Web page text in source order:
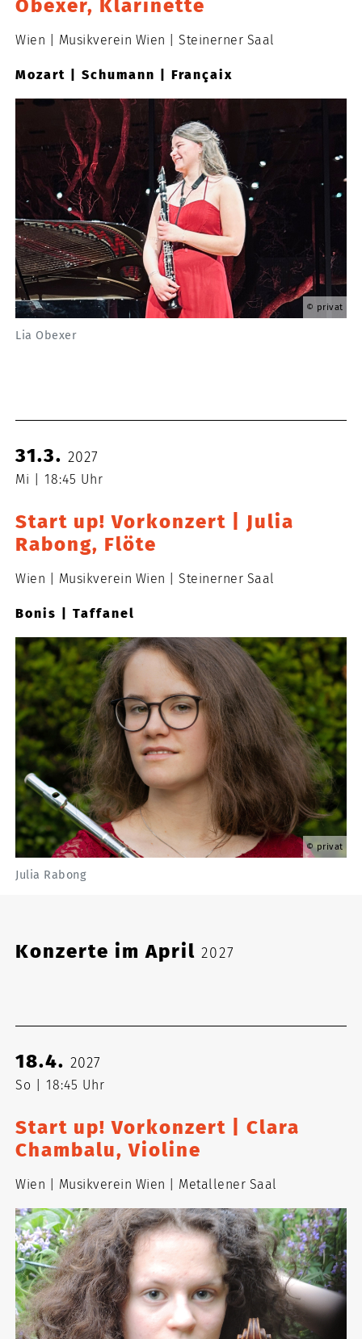
Obexer, Klarinette
Wien Musikverein Wien Steinerner Saal
Mozart | Schumann | Françaix
privat
Lia Obexer
31.3.2027
Mi 18:45 Uhr
Start up! Vorkonzert | Julia
Rabong, Flöte
Wien Musikverein Wien Steinerner Saal
Bonis | Taffanel
privat
Julia Rabong
Konzerte im April2027
18.4.2027
So 18:45 Uhr
Start up! Vorkonzert | Clara
Chambalu, Violine
Wien Musikverein Wien Metallener Saal